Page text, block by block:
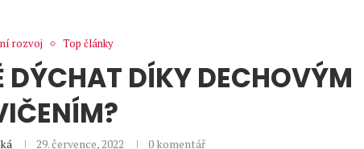
rozvoj Top články
DÝCHAT DÍKY DECHOVÝM
29. července, 2022 0 komentář